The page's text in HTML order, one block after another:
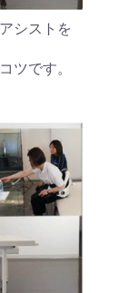
シストを
ツです。